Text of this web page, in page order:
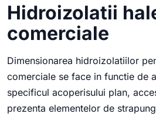
Hidroizolatii
comerciale
Dimensionarea hidroizolatiilor
comerciale se face in functie de
specificul acoperisului plan,
prezenta elementelor de